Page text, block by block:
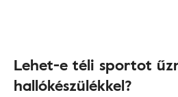
Lehet-e téli sportot
hallókészülékkel?